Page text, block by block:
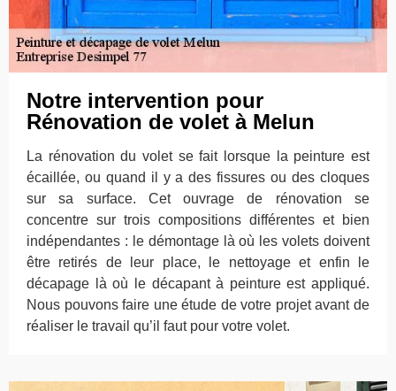
Notre intervention pour
Rénovation de volet à Melun
La rénovation du volet se fait lorsque la peinture est
écaillée, ou quand il y a des fissures ou des cloques
sur sa surface. Cet ouvrage de rénovation se
concentre sur trois compositions différentes et bien
indépendantes : le démontage là où les volets doivent
être retirés de leur place, le nettoyage et enfin le
décapage là où le décapant à peinture est appliqué.
Nous pouvons faire une étude de votre projet avant de
réaliser le travail qu’il faut pour votre volet.